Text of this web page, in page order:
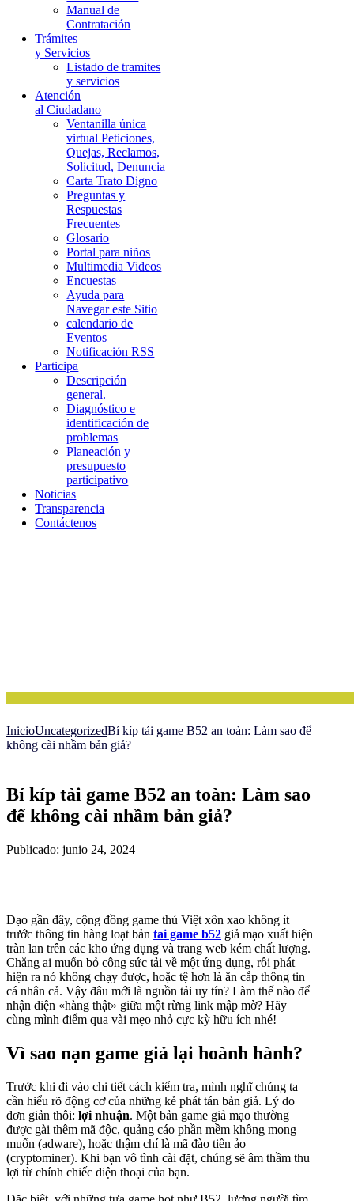
Manual de
Contratación
Trámites
y Servicios
Listado de tramites
y servicios
Atención
al Ciudadano
Ventanilla única
virtual Peticiones,
Quejas, Reclamos,
Solicitud, Denuncia
Carta Trato Digno
Preguntas y
Respuestas
Frecuentes
Glosario
Portal para niños
Multimedia Videos
Encuestas
Ayuda para
Navegar este Sitio
calendario de
Eventos
Notificación RSS
Participa
Descripción
general.
Diagnóstico e
identificación de
problemas
Planeación y
presupuesto
participativo
Noticias
Transparencia
Contáctenos
InicioUncategorizedBí kíp tải game B52 an toàn: Làm sao để
không cài nhầm bản giả?
Bí kíp tải game B52 an toàn: Làm sao
để không cài nhầm bản giả?
Publicado: junio 24, 2024
Dạo gần đây, cộng đồng game thủ Việt xôn xao không ít
trước thông tin hàng loạt bản tai game b52 giả mạo xuất hiện
tràn lan trên các kho ứng dụng và trang web kém chất lượng.
Chẳng ai muốn bỏ công sức tải về một ứng dụng, rồi phát
hiện ra nó không chạy được, hoặc tệ hơn là ăn cắp thông tin
cá nhân cả. Vậy đâu mới là nguồn tải uy tín? Làm thế nào để
nhận diện «hàng thật» giữa một rừng link mập mờ? Hãy
cùng mình điểm qua vài mẹo nhỏ cực kỳ hữu ích nhé!
Vì sao nạn game giả lại hoành hành?
Trước khi đi vào chi tiết cách kiểm tra, mình nghĩ chúng ta
cần hiểu rõ động cơ của những kẻ phát tán bản giả. Lý do
đơn giản thôi: lợi nhuận. Một bản game giả mạo thường
được gài thêm mã độc, quảng cáo phần mềm không mong
muốn (adware), hoặc thậm chí là mã đào tiền ảo
(cryptominer). Khi bạn vô tình cài đặt, chúng sẽ âm thầm thu
lợi từ chính chiếc điện thoại của bạn.